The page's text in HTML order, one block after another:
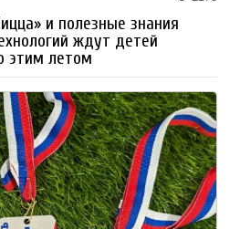
и полезные знания
ждут детей
этим летом